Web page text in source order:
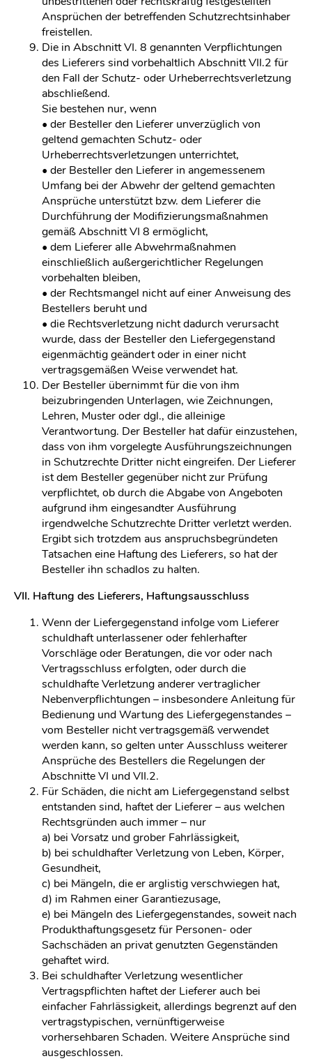
Ansprüchen der betreffenden Schutzrechtsinhaber
freistellen.
Die in Abschnitt VI. 8 genannten Verpflichtungen
des Lieferers sind vorbehaltlich Abschnitt VII.2 für
den Fall der Schutz- oder Urheberrechtsverletzung
abschließend.
Sie bestehen nur, wenn
• der Besteller den Lieferer unverzüglich von
geltend gemachten Schutz- oder
Urheberrechtsverletzungen unterrichtet,
• der Besteller den Lieferer in angemessenem
Umfang bei der Abwehr der geltend gemachten
Ansprüche unterstützt bzw. dem Lieferer die
Durchführung der Modifizierungsmaßnahmen
gemäß Abschnitt VI 8 ermöglicht,
• dem Lieferer alle Abwehrmaßnahmen
einschließlich außergerichtlicher Regelungen
vorbehalten bleiben,
• der Rechtsmangel nicht auf einer Anweisung des
Bestellers beruht und
• die Rechtsverletzung nicht dadurch verursacht
wurde, dass der Besteller den Liefergegenstand
eigenmächtig geändert oder in einer nicht
vertragsgemäßen Weise verwendet hat.
Der Besteller übernimmt für die von ihm
beizubringenden Unterlagen, wie Zeichnungen,
Lehren, Muster oder dgl., die alleinige
Verantwortung. Der Besteller hat dafür einzustehen,
dass von ihm vorgelegte Ausführungszeichnungen
in Schutzrechte Dritter nicht eingreifen. Der Lieferer
ist dem Besteller gegenüber nicht zur Prüfung
verpflichtet, ob durch die Abgabe von Angeboten
aufgrund ihm eingesandter Ausführung
irgendwelche Schutzrechte Dritter verletzt werden.
Ergibt sich trotzdem aus anspruchsbegründeten
Tatsachen eine Haftung des Lieferers, so hat der
Besteller ihn schadlos zu halten.
VII. Haftung des Lieferers, Haftungsausschluss
Wenn der Liefergegenstand infolge vom Lieferer
schuldhaft unterlassener oder fehlerhafter
Vorschläge oder Beratungen, die vor oder nach
Vertragsschluss erfolgten, oder durch die
schuldhafte Verletzung anderer vertraglicher
Nebenverpflichtungen – insbesondere Anleitung für
Bedienung und Wartung des Liefergegenstandes –
vom Besteller nicht vertragsgemäß verwendet
werden kann, so gelten unter Ausschluss weiterer
Ansprüche des Bestellers die Regelungen der
Abschnitte VI und VII.2.
Für Schäden, die nicht am Liefergegenstand selbst
entstanden sind, haftet der Lieferer – aus welchen
Rechtsgründen auch immer – nur
a) bei Vorsatz und grober Fahrlässigkeit,
b) bei schuldhafter Verletzung von Leben, Körper,
Gesundheit,
c) bei Mängeln, die er arglistig verschwiegen hat,
d) im Rahmen einer Garantiezusage,
e) bei Mängeln des Liefergegenstandes, soweit nach
Produkthaftungsgesetz für Personen- oder
Sachschäden an privat genutzten Gegenständen
gehaftet wird.
Bei schuldhafter Verletzung wesentlicher
Vertragspflichten haftet der Lieferer auch bei
einfacher Fahrlässigkeit, allerdings begrenzt auf den
vertragstypischen, vernünftigerweise
vorhersehbaren Schaden. Weitere Ansprüche sind
ausgeschlossen.